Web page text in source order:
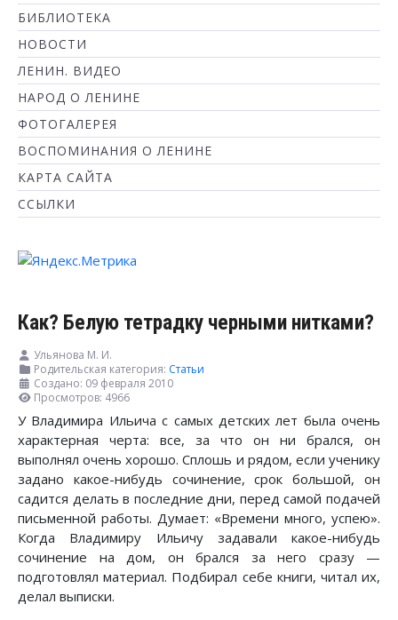
БИБЛИОТЕКА
НОВОСТИ
ЛЕНИН. ВИДЕО
НАРОД О ЛЕНИНЕ
ФОТОГАЛЕРЕЯ
ВОСПОМИНАНИЯ О ЛЕНИНЕ
КАРТА САЙТА
ССЫЛКИ
Как? Белую тетрадку черными нитками?
Ульянова М. И.
Родительская категория: Статьи
Создано: 09 февраля 2010
Просмотров: 4966
У Владимира Ильича с самых детских лет была очень
характерная черта: все, за что он ни брался, он
выполнял очень хорошо. Сплошь и рядом, если ученику
задано какое-нибудь сочинение, срок большой, он
садится делать в последние дни, перед самой подачей
письменной работы. Думает: «Времени много, успею».
Когда Владимиру Ильичу задавали какое-нибудь
сочинение на дом, он брался за него сразу —
подготовлял материал. Подбирал себе книги, читал их,
делал выписки.